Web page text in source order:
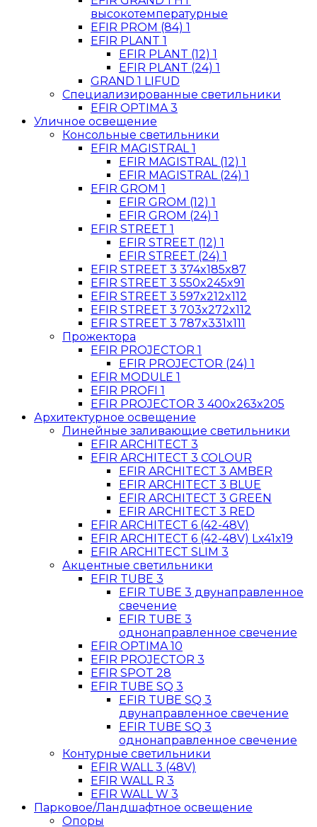
высокотемпературные
EFIR PROM (84) 1
EFIR PLANT 1
EFIR PLANT (12) 1
EFIR PLANT (24) 1
GRAND 1 LIFUD
Специализированные светильники
EFIR OPTIMA 3
Уличное освещение
Консольные светильники
EFIR MAGISTRAL 1
EFIR MAGISTRAL (12) 1
EFIR MAGISTRAL (24) 1
EFIR GROM 1
EFIR GROM (12) 1
EFIR GROM (24) 1
EFIR STREET 1
EFIR STREET (12) 1
EFIR STREET (24) 1
EFIR STREET 3 374x185x87
EFIR STREET 3 550x245x91
EFIR STREET 3 597x212x112
EFIR STREET 3 703x272x112
EFIR STREET 3 787x331x111
Прожектора
EFIR PROJECTOR 1
EFIR PROJECTOR (24) 1
EFIR MODULE 1
EFIR PROFI 1
EFIR PROJECTOR 3 400x263x205
Архитектурное освещение
Линейные заливающие светильники
EFIR ARCHITECT 3
EFIR ARCHITECT 3 COLOUR
EFIR ARCHITECT 3 AMBER
EFIR ARCHITECT 3 BLUE
EFIR ARCHITECT 3 GREEN
EFIR ARCHITECT 3 RED
EFIR ARCHITECT 6 (42-48V)
EFIR ARCHITECT 6 (42-48V) Lx41x19
EFIR ARCHITECT SLIM 3
Акцентные светильники
EFIR TUBE 3
EFIR TUBE 3 двунаправленное
свечение
EFIR TUBE 3
однонаправленное свечение
EFIR OPTIMA 10
EFIR PROJECTOR 3
EFIR SPOT 28
EFIR TUBE SQ 3
EFIR TUBE SQ 3
двунаправленное свечение
EFIR TUBE SQ 3
однонаправленное свечение
Контурные светильники
EFIR WALL 3 (48V)
EFIR WALL R 3
EFIR WALL W 3
Парковое/Ландшафтное освещение
Опоры